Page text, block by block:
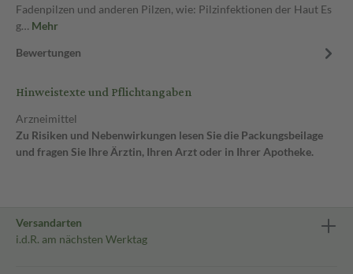
Fadenpilzen und anderen Pilzen, wie: Pilzinfektionen der Haut Es
g… Mehr
Bewertungen
Hinweistexte und Pflichtangaben
Arzneimittel
Zu Risiken und Nebenwirkungen lesen Sie die Packungsbeilage
und fragen Sie Ihre Ärztin, Ihren Arzt oder in Ihrer Apotheke.
Versandarten
i.d.R. am nächsten Werktag